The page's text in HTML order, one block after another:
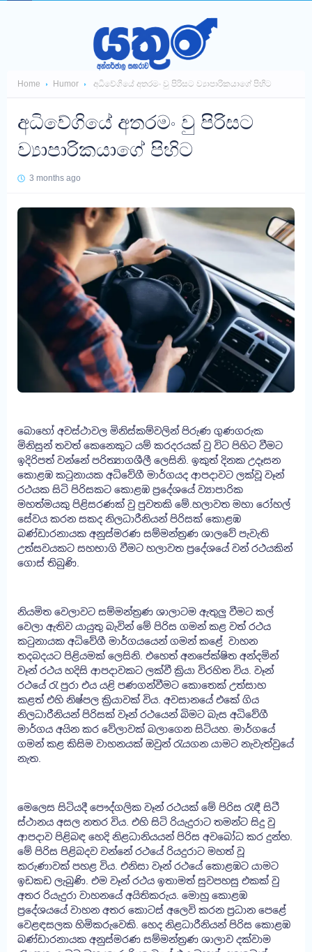
Home Humor අධිවේගියේ අතරමං වු පිරිසට ව්‍යාපාරිකයාගේ පිහිට
අධිවේගියේ අතරමං වු පිරිසට
ව්‍යාපාරිකයාගේ පිහිට
3 months ago
බොහෝ අවස්ථාවල මිනිස්කම්වලින් පිරුණ ගුණගරුක
මිනිසුන් තවත් කෙනෙකුට යම් කරදරයක් වු විට පිහිට වීමට
ඉදිරිපත් ​වන්නේ පරිත්‍යාගශීලී ලෙසිනි. ඉකුත් දිනක උදෑසන
කොළඹ කටුනායක අධිවේගී මාර්ගයද ආපදාවට ලක්වූ වෑන්
රථයක සිටි පිරිසකට කොළඹ ප්‍රදේශයේ ව්‍යාපාරික
මහත්මයකු පිළිසරණක් වු පුවතකි මේ.හලාවත මහා රෝ​හල්
සේවය කරන සකද නිලධාරීනියන් පිරිසක් කොළඹ
බණ්ඩාරනායක අනුස්මරණ සම්මන්ත්‍රණ ශාලවේ පැවැති
උත්සවයකට සහභාගි වීමට ​හලාවත ප්‍රදේශයේ වන් රථයකින්
ගොස් තිබුණි.
නියමිත වෙලාවට සම්මන්ත්‍රණ ශාලාටම ඇතුලු වීමට කල්
වෙලා ඇතිව යායුතු බැවින් මේ පිරිස ගමන් කළ වත් රථය
කටුනායක අධිවේගී මාර්ගයයෙන් ගමන් කළේ වාහන
තදබදයට පිළියමක් ලෙසිනි. එහෙත් අනපේක්ෂිත අන්දමින්
වෑන් රථය හදිසි ආපදාවකට ලක්වී ක්‍රියා විරහිත විය. වෑන්
රථයේ රැ පුරා එය යළි පණගන්වීමට කොතෙක් උත්සාහ
කළත් එහි නිෂ්පල ක්‍රියාවක් විය. අවසානයේ එකේ ගිය
නිලධාරීනියන් පිරිසක් වෑන් රථයෙන් බිමට බැස අධිවේගී
මාර්ගය අයින කර වේලාවක් බලාගෙන සිටියහ. මාර්ගයේ
ගමන් කළ කිසිම වාහනයක් ඔවුන් රැයගන යාමට නැවැත්වුයේ
නැත.
මෙලෙස සිටියදී පෞද්ගලික වෑන් රථයක් මේ පිරිස රැඳී සිටී
ස්ථානය අසල නතර විය. එහි සිටි රියැදුරාට තමන්ට සිදු වු
ආපදාව පිළිබඳ හෙදි නිළධානියයන් පිරිස අවබෝධ කර දුන්හ.
මේ පිරිස පිළිබදව වන්නේ රථයේ රියදුරාට මහත් වූ
කරුණාවක් පහළ විය. එනිසා වෑන් රථයේ කොළඹට යාමට
ඉඩකඩ ලැබුණි. එම වෑන් රථය ඉතාමත් සුවපහසු එකක් වු
අතර රියැදුරා වාහනයේ අයිතිකරුය. මොහු කොළඹ
ප්‍රදේශයයේ වාහන අතර කොටස් අලෙවි කරන ප්‍රධාන පෙළේ
වෙළඳසලක හිමිකරුවෙකි. හෙද නිළධාරීනියන් පිරිස කොළඹ
බණ්ඩාරනායක අනුස්මරණ සම්මන්ත්‍රණ ශාලාව දක්වාම